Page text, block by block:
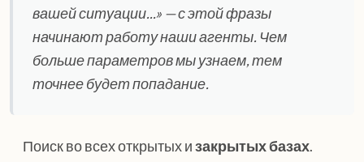
вашей ситуации...» — с этой фразы
начинают работу наши агенты. Чем
больше параметров мы узнаем, тем
точнее будет попадание.
Поиск во всех открытых изакрытых базах.